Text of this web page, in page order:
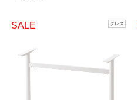
SALE クレス